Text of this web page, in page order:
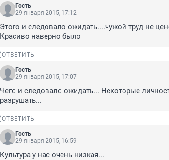
Гость
29 января 2015, 17:12
Этого и следовало ожидать....чужой труд не
Красиво наверно было
ОТВЕТИТЬ
Гость
29 января 2015, 17:07
Чего и следовало ожидать... Некоторые
разрушать...
ОТВЕТИТЬ
Гость
29 января 2015, 16:59
Культура у нас очень низкая...